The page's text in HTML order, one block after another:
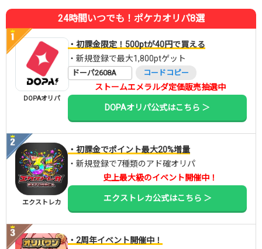
24時間いつでも！ポケカオリパ8選
DOPAオリパ
・初課金限定！500ptが40円で買える
・新規登録で最大1,800ptゲット
ドーパ2608A コードコピー
ストームエメラルダ定価販売抽選中
DOPAオリパ公式はこちら ＞
エクストレカ
・初課金でポイント最大20%増量
・新規登録で7種類のアド確オリパ
史上最大級のイベント開催中！
エクストレカ公式はこちら ＞
・2周年イベント開催中！